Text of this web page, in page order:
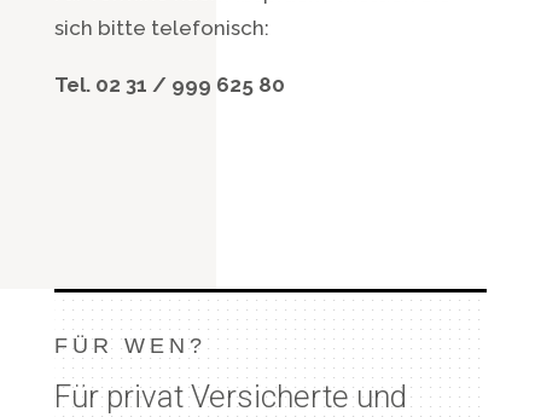
sich bitte telefonisch:
Tel. 02 31 / 999 625 80
FÜR WEN?
Für privat Versicherte und